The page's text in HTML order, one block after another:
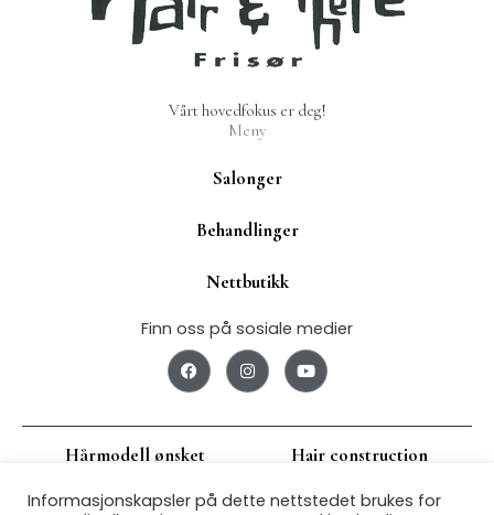
Vårt hovedfokus er deg!
Meny
Salonger
Behandlinger
Nettbutikk
Finn oss på sosiale medier
F
a
c
b
o
I
n
s
a
m
Y
o
u
u
e
Hårmodell ønsket Hair construction
Informasjonskapsler på dette nettstedet brukes for